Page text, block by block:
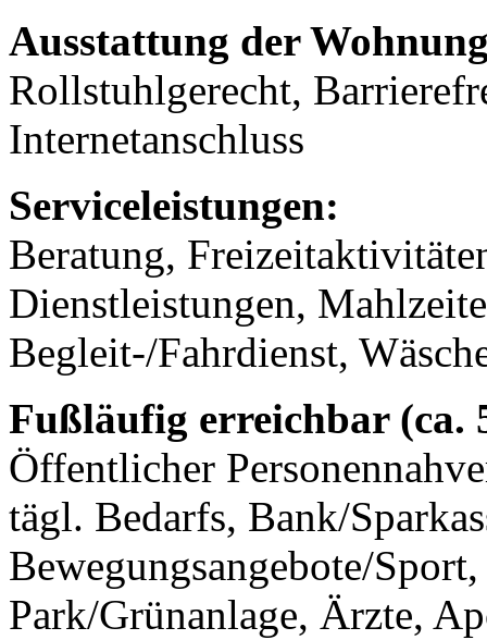
Ausstattung der
Rollstuhlgerecht,
Internetanschluss
Serviceleistungen:
Beratung,
Dienstleistungen,
Begleit-/Fahrdienst,
Fußläufig erreichbar (ca.
Öffentlicher
tägl. Bedarfs, Bank/
Bewegungsangebote/
Park/Grünanlage, Ärzte,